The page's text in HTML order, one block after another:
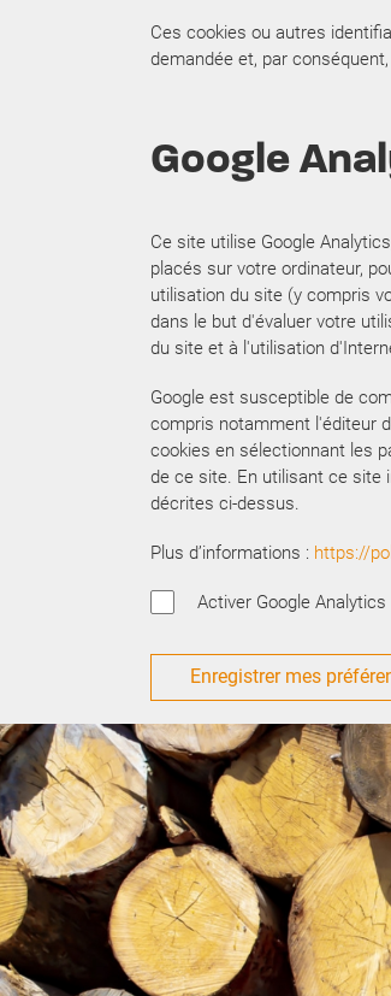
Ces cookies ou autres
demandée et, par
Google
Ce site utilise Google
placés sur votre ordinateur,
utilisation du site (y compris
dans le but d'évaluer votre
du site et à l'utilisation
Google est susceptible de
compris notamment l'éditeur
cookies en sélectionnant les
de ce site. En utilisant ce site
décrites ci-dessus.
Plus d’informations : https://
Activer Google Analytics
Enregistrer mes